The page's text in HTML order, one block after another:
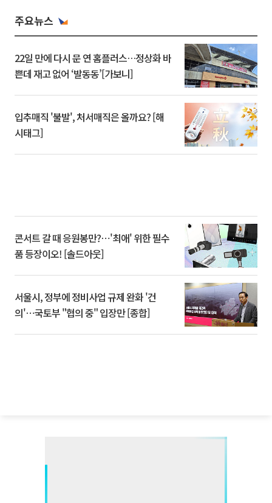
주요뉴스
22일 만에 다시 문 연 홈플러스…정상화 바
쁜데 재고 없어 ‘발동동’[가보니]
입추매직 '불발', 처서매직은 올까요? [해
시태그]
콘서트 갈 때 응원봉만?⋯'최애' 위한 필수
품 등장이오! [솔드아웃]
서울시, 정부에 정비사업 규제 완화 '건
의'⋯국토부 "협의 중" 입장만 [종합]